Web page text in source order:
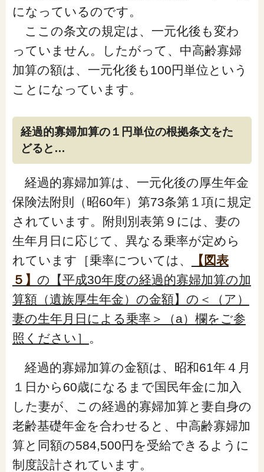
になっているのです。
ここの条文の規定は、一元化後も変わ
っていません。したがって、中高齢寡婦
加算の額は、一元化後も100円単位という
ことになっています。
経過的寡婦加算の１円単位の根拠条文をた
どると…
経過的寡婦加算は、一元化後の厚生年金
保険法附則（昭60年）第73条第１項に規定
されています。附則別表第９には、妻の
生年月日に応じて、異なる乗率が定めら
れています［乗率については、
【図表
５】 の【平成30年度の経過的寡婦加算の加
算額（遺族厚生年金）の金額】の＜（ア）
妻の生年月日による乗率＞（a）欄をご参
照ください］ 。
経過的寡婦加算の金額は、昭和61年４月
１日から60歳になるまで国民年金に加入
した妻が、この経過的寡婦加算と妻自身の
老齢基礎年金を合わせると、中高齢寡婦加
算と同額の584,500円を受給できるように
制度設計されています。